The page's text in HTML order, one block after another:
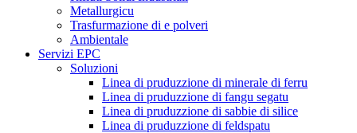
Metallurgicu
Trasfurmazione di e polveri
Ambientale
Servizi EPC
Soluzioni
Linea di pruduzzione di minerale di ferru
Linea di pruduzzione di fangu segatu
Linea di pruduzzione di sabbie di silice
Linea di pruduzzione di feldspatu